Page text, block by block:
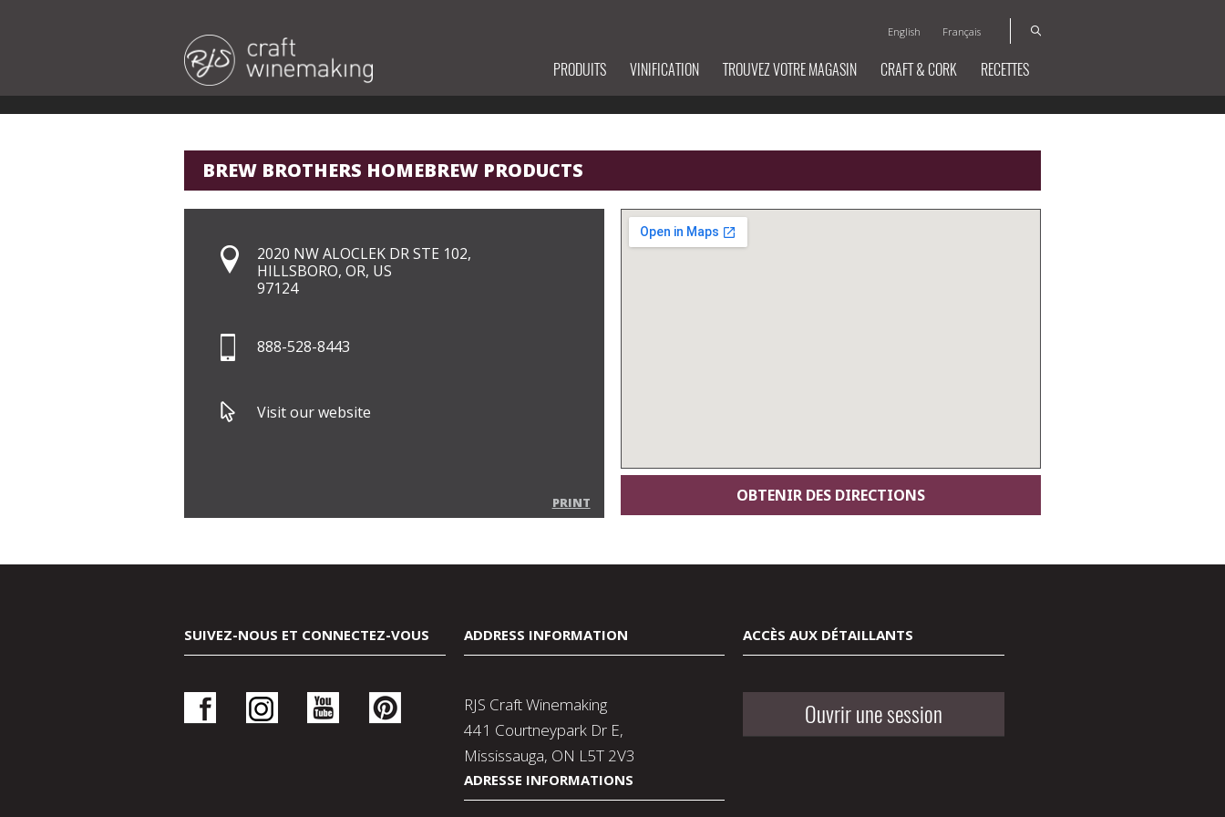
English Français
PRODUITS VINIFICATION TROUVEZ VOTRE MAGASIN CRAFT & CORK RECETTES
BREW BROTHERS HOMEBREW PRODUCTS
2020 NW ALOCLEK DR STE 102,
HILLSBORO, OR, US
97124
888-528-8443
Visit our website
PRINT
SUIVEZ-NOUS ET CONNECTEZ-VOUS ADDRESS INFORMATION
RJS Craft Winemaking
441 Courtneypark Dr E,
Mississauga, ON L5T 2V3
ADRESSE INFORMATIONS
ACCÈS AUX DÉTAILLANTS
Ouvrir une session